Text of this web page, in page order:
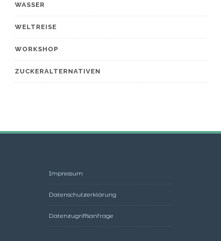
WASSER
WELTREISE
WORKSHOP
ZUCKERALTERNATIVEN
Impressum
Datenschutzerklärung
Datenzugriffsanfrage